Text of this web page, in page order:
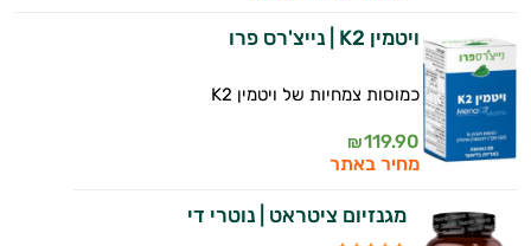
ויטמין K2 | נייצ'רס פרו
כמוסות צמחיות של ויטמין K2
119.90
₪
מחיר באתר
מגנזיום ציטראט | נוטרי די
המטרה שלי היא להתאים עבורך המלצות
אישיות מבוססות מדעית.
זה הזמן להתחיל. איך אוכל לעזור?